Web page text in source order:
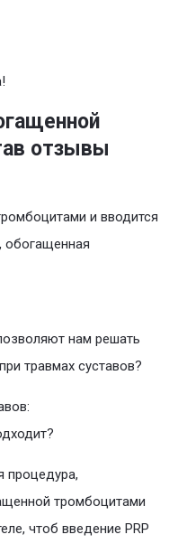
отзывы
и вводится
обогащенная
нам решать
травмах суставов?
процедура,
тромбоцитами
чтоб введение PRP